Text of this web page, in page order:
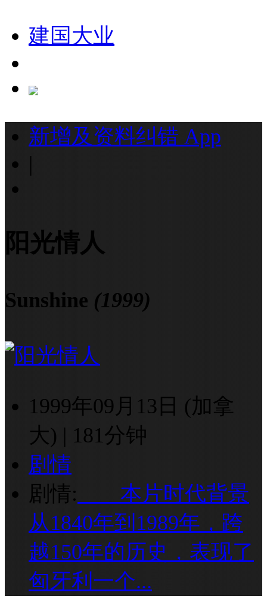
建国大业
新增及资料纠错 App
|
阳光情人
Sunshine (1999)
1999年09月13日 (加拿
大) | 181分钟
剧情
剧情: 本片时代背景
从1840年到1989年，跨
越150年的历史，表现了
匈牙利一个...